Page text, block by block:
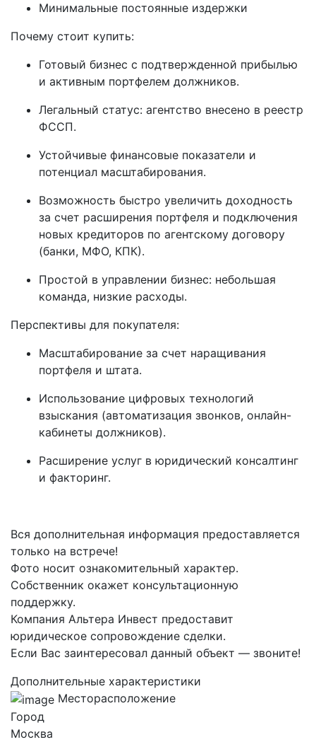
Минимальные постоянные издержки
Почему стоит купить:
Готовый бизнес с подтвержденной прибылью
и активным портфелем должников.
Легальный статус: агентство внесено в реестр
ФССП.
Устойчивые финансовые показатели и
потенциал масштабирования.
Возможность быстро увеличить доходность
за счет расширения портфеля и подключения
новых кредиторов по агентскому договору
(банки, МФО, КПК).
Простой в управлении бизнес: небольшая
команда, низкие расходы.
Перспективы для покупателя:
Масштабирование за счет наращивания
портфеля и штата.
Использование цифровых технологий
взыскания (автоматизация звонков, онлайн-
кабинеты должников).
Расширение услуг в юридический консалтинг
и факторинг.
Вся дополнительная информация предоставляется
только на встрече!
Фото носит ознакомительный характер.
Собственник окажет консультационную
поддержку.
Компания Альтера Инвест предоставит
юридическое сопровождение сделки.
Если Вас заинтересовал данный объект — звоните!
Дополнительные характеристики
Месторасположение
Город
Москва